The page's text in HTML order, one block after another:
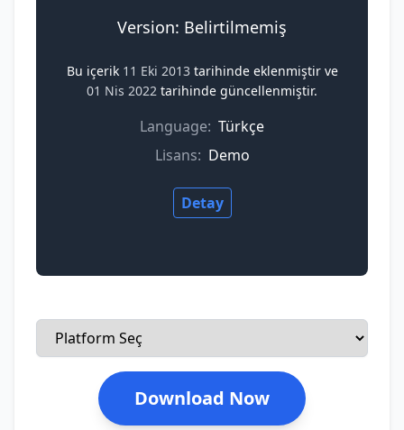
Version: Belirtilmemiş
Bu içerik 11 Eki 2013 tarihinde eklenmiştir ve
01 Nis 2022 tarihinde güncellenmiştir.
Language: Türkçe
Lisans: Demo
Detay
Download Now